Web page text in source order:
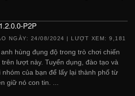
P2P
NGÀY: 24/08/2024 | LƯỢT XEM: 9,181
hùng đụng độ trong trò chơi chiến
lượt này. Tuyển dụng, đào tạo và
nhóm của bạn để lấy lại thành phố từ
giữ nó con tin. ...